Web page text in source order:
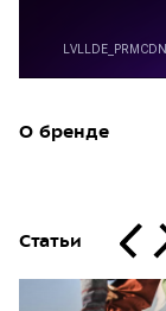
О бренде
Статьи